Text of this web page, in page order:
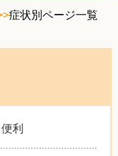
症状別ページ一覧
利